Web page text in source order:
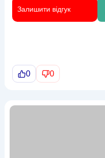
Залишити відгук
0 0